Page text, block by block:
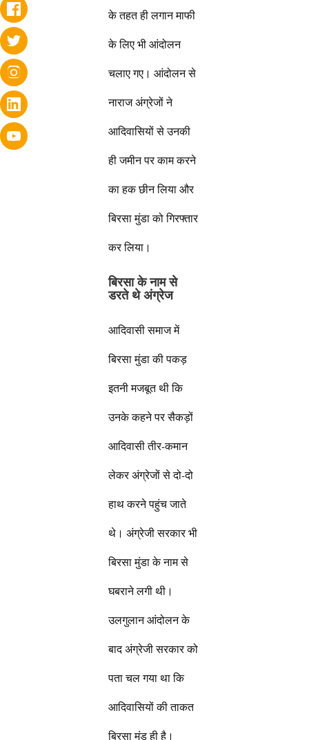
के तहत ही लगान माफी
के लिए भी आंदोलन
चलाए गए। आंदोलन से
नाराज अंग्रेजों ने
आदिवासियों से उनकी
ही जमीन पर काम करने
का हक छीन लिया और
बिरसा मुंडा को गिरफ्तार
कर लिया।
बिरसा के नाम से
डरते थे अंग्रेज
आदिवासी समाज में
बिरसा मुंडा की पकड़
इतनी मजबूत थी कि
उनके कहने पर सैकड़ों
आदिवासी तीर-कमान
लेकर अंग्रेजों से दो-दो
हाथ करने पहुंच जाते
थे। अंग्रेजी सरकार भी
बिरसा मुंडा के नाम से
घबराने लगी थी।
उलगुलान आंदोलन के
बाद अंग्रेजी सरकार को
पता चल गया था कि
आदिवासियों की ताकत
बिरसा मुंड ही है।